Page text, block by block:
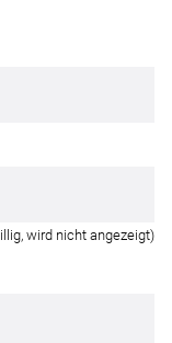
wird nicht angezeigt)